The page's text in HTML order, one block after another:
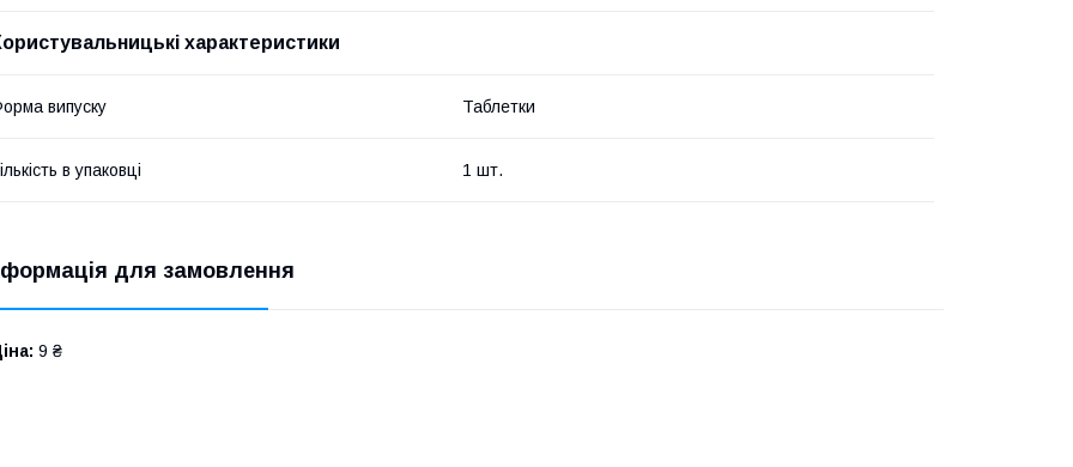
характеристики
випуску Таблетки
в упаковці 1 шт.
для замовлення
9 ₴